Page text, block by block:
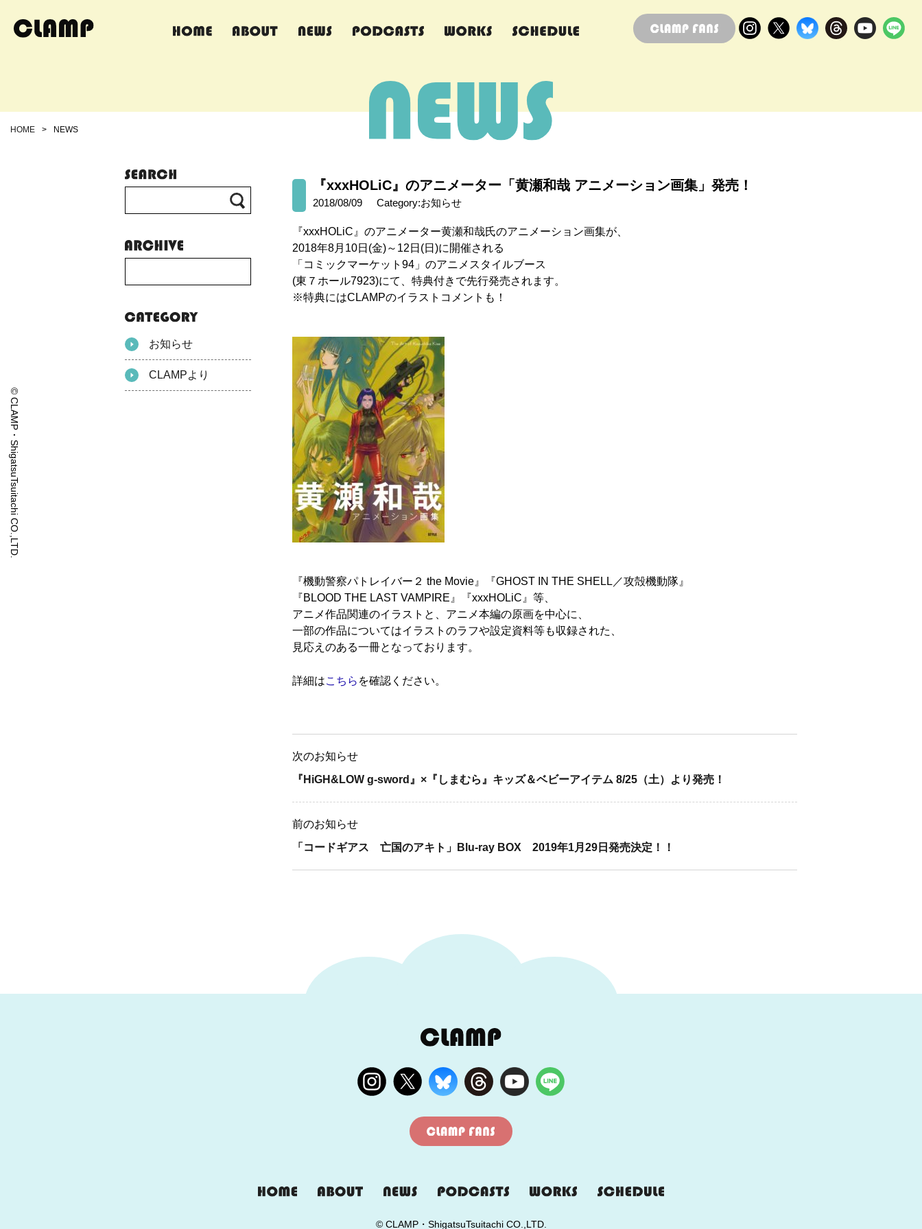
HOME > NEWS
© CLAMP・ShigatsuTsuitachi CO.,LTD.
『xxxHOLiC』のアニメーター「黄瀬和哉 アニメーション画集」発売！
2018/08/09 Category:お知らせ
『xxxHOLiC』のアニメーター黄瀬和哉氏のアニメーション画集が、
2018年8月10日(金)～12日(日)に開催される
「コミックマーケット94」のアニメスタイルブース
(東７ホール7923)にて、特典付きで先行発売されます。
※特典にはCLAMPのイラストコメントも！
『機動警察パトレイバー２ the Movie』『GHOST IN THE SHELL／攻殻機動隊』
『BLOOD THE LAST VAMPIRE』『xxxHOLiC』等、
アニメ作品関連のイラストと、アニメ本編の原画を中心に、
一部の作品についてはイラストのラフや設定資料等も収録された、
見応えのある一冊となっております。
詳細はこちら を確認ください。
次のお知らせ
『HiGH&LOW g-sword』×『しまむら』キッズ＆ベビーアイテム 8/25（土）より発売！
前のお知らせ
「コードギアス 亡国のアキト」Blu-ray BOX 2019年1月29日発売決定！！
お知らせ
CLAMPより
© CLAMP・ShigatsuTsuitachi CO.,LTD.